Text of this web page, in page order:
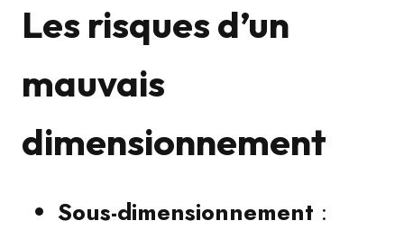
Les risques d’un
mauvais
dimensionnement
Sous-dimensionnement :